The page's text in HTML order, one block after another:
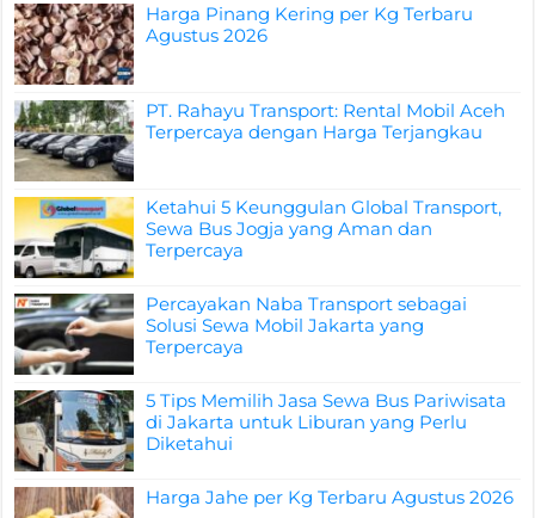
Harga Pinang Kering per Kg Terbaru
Agustus 2026
PT. Rahayu Transport: Rental Mobil Aceh
Terpercaya dengan Harga Terjangkau
Ketahui 5 Keunggulan Global Transport,
Sewa Bus Jogja yang Aman dan
Terpercaya
Percayakan Naba Transport sebagai
Solusi Sewa Mobil Jakarta yang
Terpercaya
5 Tips Memilih Jasa Sewa Bus Pariwisata
di Jakarta untuk Liburan yang Perlu
Diketahui
Harga Jahe per Kg Terbaru Agustus 2026